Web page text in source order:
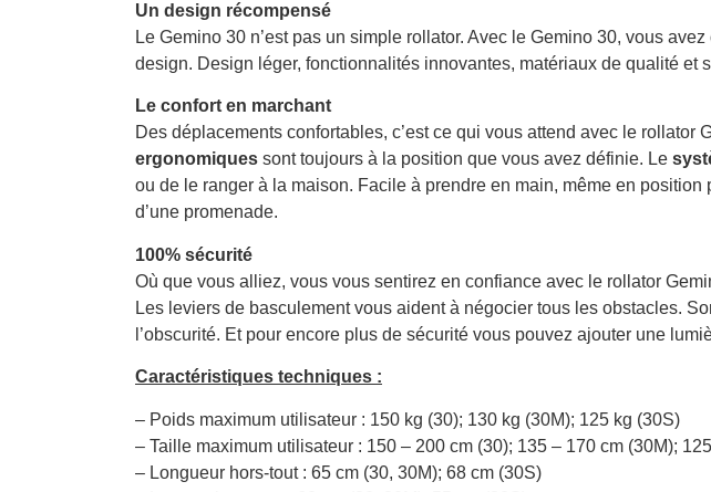
Un design récompensé
Le Gemino 30 n’est pas un simple rollator. Avec le Gemino 30, vous
design. Design léger, fonctionnalités innovantes, matériaux de qualité
Le confort en marchant
Des déplacements confortables, c’est ce qui vous attend avec le rollator
ergonomiques sont toujours à la position que vous avez définie. Le
ou de le ranger à la maison. Facile à prendre en main, même en
d’une promenade.
100% sécurité
Où que vous alliez, vous vous sentirez en confiance avec le rollator
Les leviers de basculement vous aident à négocier tous les obstacles.
l’obscurité. Et pour encore plus de sécurité vous pouvez ajouter une
Caractéristiques techniques :
– Poids maximum utilisateur : 150 kg (30); 130 kg (30M); 125 kg (30S)
– Taille maximum utilisateur : 150 – 200 cm (30); 135 – 170 cm (30M);
– Longueur hors-tout : 65 cm (30, 30M); 68 cm (30S)